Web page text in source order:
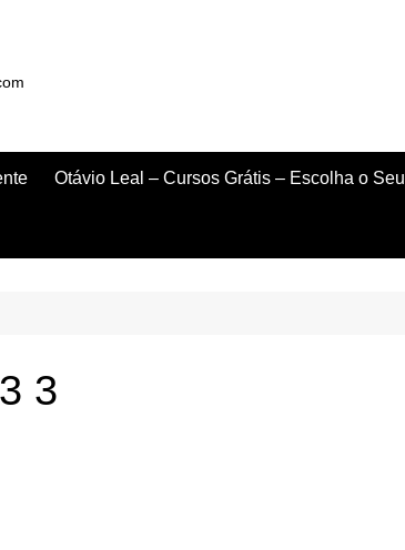
Otávio Leal – Cursos Grátis – Escolha o Seu
3